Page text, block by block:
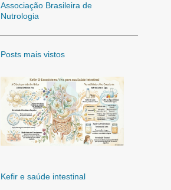
Associação Brasileira de
Nutrologia
Posts mais vistos
Kefir e saúde intestinal